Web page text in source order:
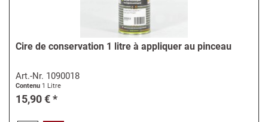
Cire de conservation 1 litre à appliquer au pinceau
Art.-Nr. 1090018
Contenu 1 Litre
15,90 € *